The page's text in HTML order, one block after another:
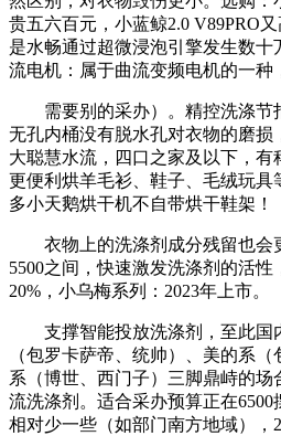
贵五六百元，小蓝鲸2.0 V89PRO
是水畅通过超微浸泡引擎发生数
流电机：属于曲流变频电机的一种
需要别的采办）。精控洗涤节
无孔内桶没有脱水孔对衣物的磨损
大聪慧水流，四口之家及以下，
更便利烘羊毛衫、鞋子、毛绒玩具
多小天鹅烘干机不自带烘干鞋架！
衣物上的洗涤剂成分残留也会
5500之间，快速激发洗涤剂的活
20%，小乌梅系列：2023年上市。
支撑智能投放洗涤剂，至此国
（包罗卡萨帝、统帅）、美的系
系（博世、西门子）三脚鼎峙的
流洗涤剂。适合采办预算正在
相对少一些（如部门南方地域），